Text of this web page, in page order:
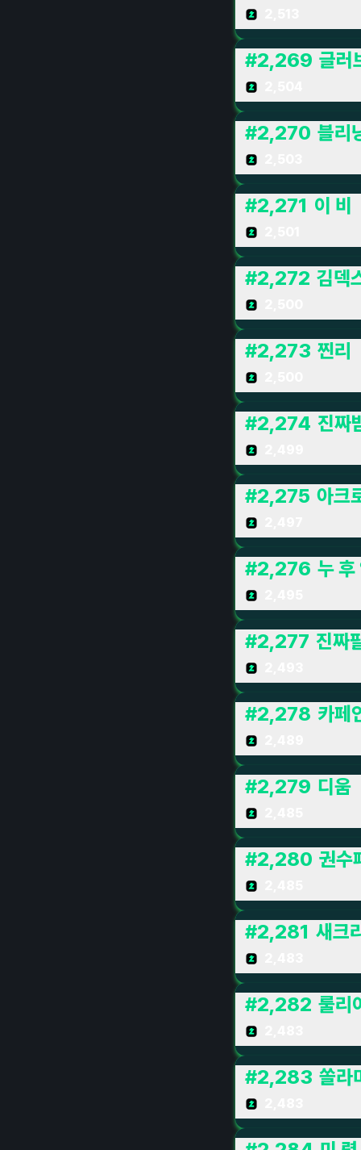
#2,269 글러
#2,270 블리
#2,271 이 비
#2,272 김덱
#2,273 찐리
#2,274 진짜
#2,275 아크
#2,276 누 후
#2,277 진짜
#2,278 카페
#2,279 디움
#2,280 권수
#2,281 새크
#2,282 룰리
#2,283 쏠라